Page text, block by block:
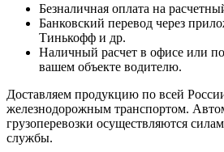
Безналичная оплата на
Банковский перевод через
Тинькофф и др.
Наличный расчет в офисе или
вашем объекте водителю.
Доставляем продукцию по всей
железнодорожным транспортом.
грузоперевозки осуществляются
службы.